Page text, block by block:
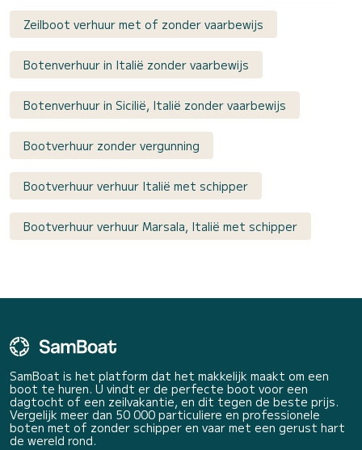
Zeilboot verhuur met of zonder vaarbewijs
Botenverhuur in Italië zonder vaarbewijs
Botenverhuur in Sicilië, Italië zonder vaarbewijs
Bootverhuur zonder vergunning
Bootverhuur verhuur Italië met schipper
Bootverhuur verhuur Marsala, Italië met schipper
SamBoat is het platform dat het makkelijk maakt om een
boot te huren. U vindt er de perfecte boot voor een
dagtocht of een zeilvakantie, en dit tegen de beste prijs.
Vergelijk meer dan 50 000 particuliere en professionele
boten met of zonder schipper en vaar met een gerust hart
de wereld rond.